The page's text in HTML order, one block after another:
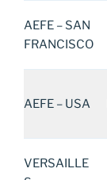
AEFE – SAN
FRANCISCO
AEFE – USA
VERSAILLE